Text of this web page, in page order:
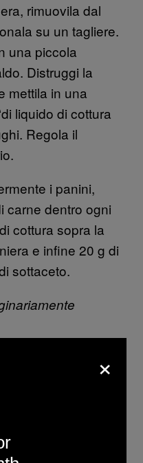
rimuovila dal
su un tagliere.
una piccola
Distruggi la
mettila in una
liquido di cottura
Regola il
i panini,
carne dentro ogni
cottura sopra la
e infine 20 g di
sottaceto.
×